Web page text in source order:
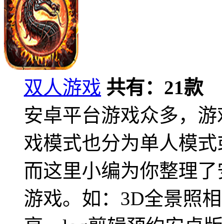
双人游戏 共有： 21款
安卓平台游戏众多，
戏模式也分为单人模
而这里小编为你整理
游戏。如：3D全景照